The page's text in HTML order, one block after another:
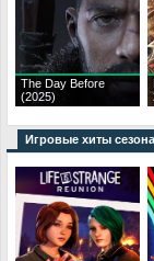
The Day Before
(2025)
Игровые хиты сезона